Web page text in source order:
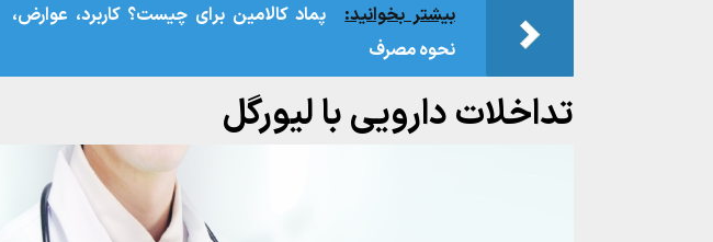
بیشتر بخوانید:
پماد کالامین برای چیست؟ کاربرد، عوارض،
نحوه مصرف
تداخلات دارویی با لیورگل